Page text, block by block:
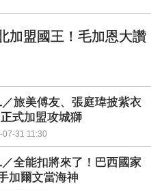
加盟國王！毛加恩大讚
／旅美傅友、張庭瑋披紫衣
式加盟攻城獅
07-31 11:30
／全能扣將來了！巴西國家
加爾文當海神